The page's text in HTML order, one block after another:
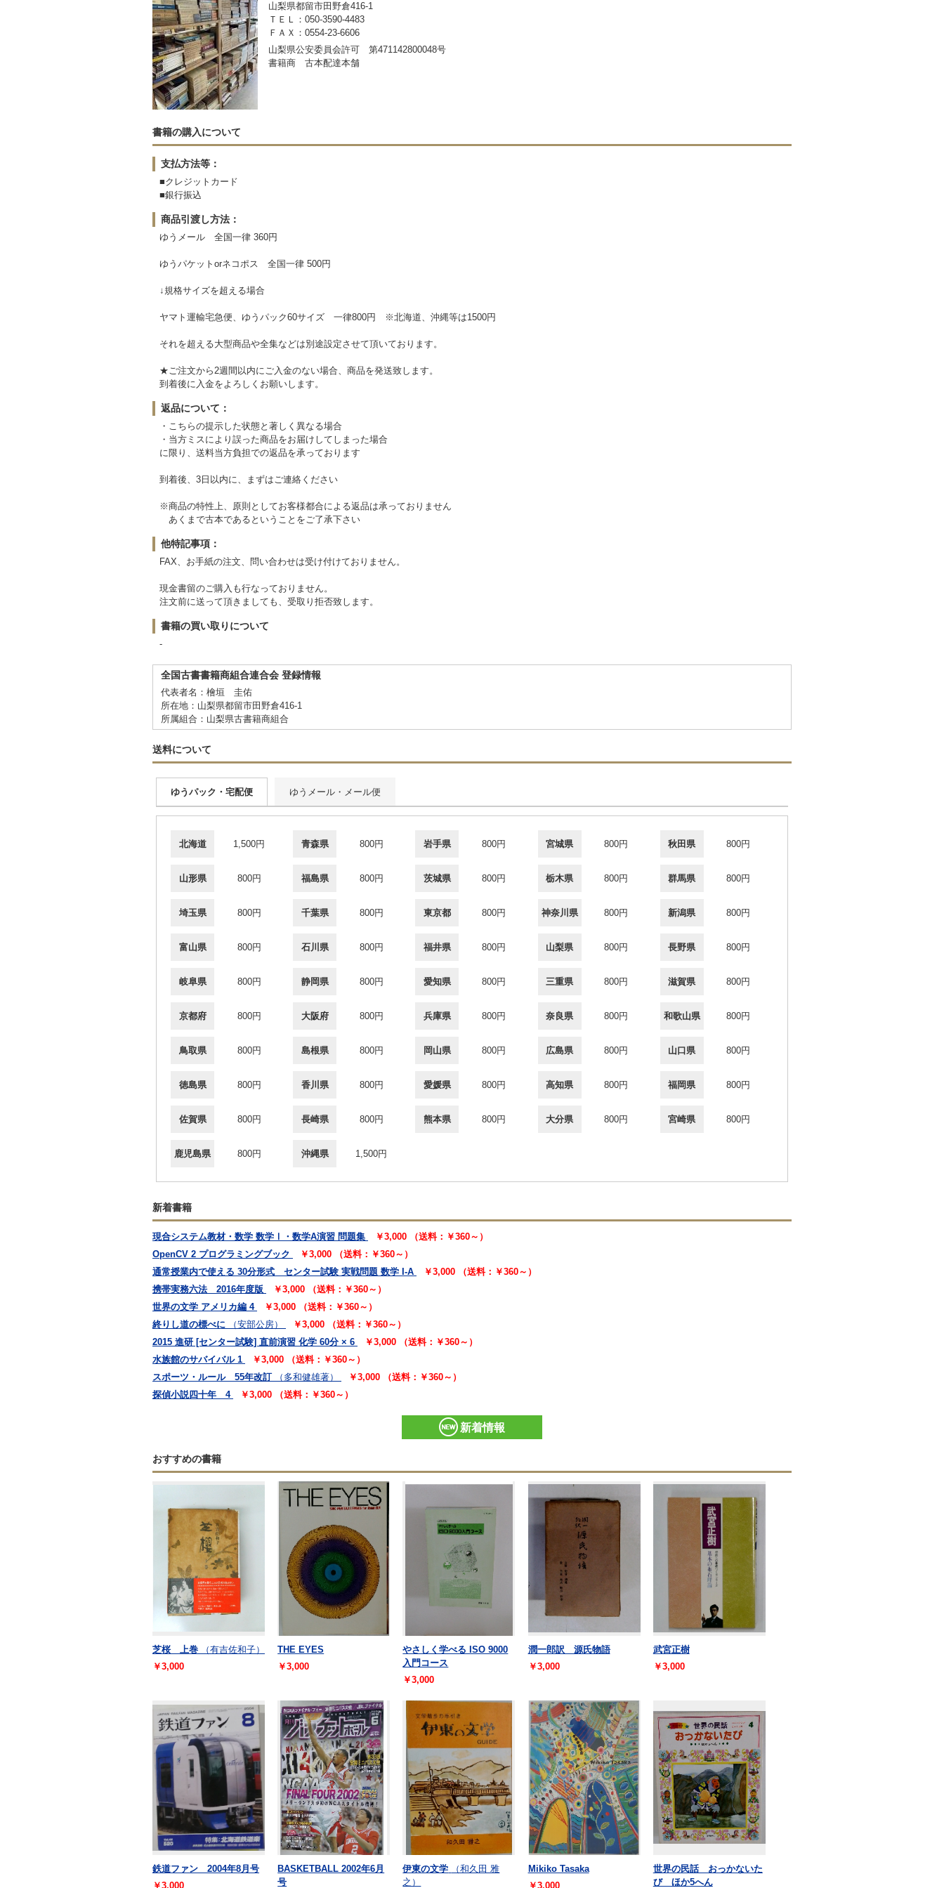
山梨県都留市田野倉416-1
ＴＥＬ：050-3590-4483
ＦＡＸ：0554-23-6606
山梨県公安委員会許可 第471142800048号
書籍商 古本配達本舗
書籍の購入について
支払方法等：
■クレジットカード
■銀行振込
商品引渡し方法：
ゆうメール 全国一律 360円
ゆうパケットorネコポス 全国一律 500円
↓規格サイズを超える場合
ヤマト運輸宅急便、ゆうパック60サイズ 一律800円 ※北海道、沖縄等は1500円
それを超える大型商品や全集などは別途設定させて頂いております。
★ご注文から2週間以内にご入金のない場合、商品を発送致します。
到着後に入金をよろしくお願いします。
返品について：
・こちらの提示した状態と著しく異なる場合
・当方ミスにより誤った商品をお届けしてしまった場合
に限り、送料当方負担での返品を承っております
到着後、3日以内に、まずはご連絡ください
※商品の特性上、原則としてお客様都合による返品は承っておりません
あくまで古本であるということをご了承下さい
他特記事項：
FAX、お手紙の注文、問い合わせは受け付けておりません。
現金書留のご購入も行なっておりません。
注文前に送って頂きましても、受取り拒否致します。
書籍の買い取りについて
-
全国古書書籍商組合連合会 登録情報
代表者名：檜垣 圭佑
所在地：山梨県都留市田野倉416-1
所属組合：山梨県古書籍商組合
送料について
ゆうパック・宅配便 ゆうメール・メール便
北海道 1,500円 青森県 800円 岩手県 800円 宮城県 800円 秋田県 800円
山形県 800円 福島県 800円 茨城県 800円 栃木県 800円 群馬県 800円
埼玉県 800円 千葉県 800円 東京都 800円 神奈川県 800円 新潟県 800円
富山県 800円 石川県 800円 福井県 800円 山梨県 800円 長野県 800円
岐阜県 800円 静岡県 800円 愛知県 800円 三重県 800円 滋賀県 800円
京都府 800円 大阪府 800円 兵庫県 800円 奈良県 800円 和歌山県 800円
鳥取県 800円 島根県 800円 岡山県 800円 広島県 800円 山口県 800円
徳島県 800円 香川県 800円 愛媛県 800円 高知県 800円 福岡県 800円
佐賀県 800円 長崎県 800円 熊本県 800円 大分県 800円 宮崎県 800円
鹿児島県 800円 沖縄県 1,500円
新着書籍
現合システム教材・数学 数学Ⅰ・数学A演習 問題集
￥3,000 （送料：￥360～）
OpenCV 2 プログラミングブック
￥3,000 （送料：￥360～）
通常授業内で使える 30分形式 センター試験 実戦問題 数学 I-A
￥3,000 （送料：￥360～）
携帯実務六法 2016年度版
￥3,000 （送料：￥360～）
世界の文学 アメリカ編 4
￥3,000 （送料：￥360～）
終りし道の標べに
（安部公房）
￥3,000 （送料：￥360～）
2015 進研 [センター試験] 直前演習 化学 60分 × 6
￥3,000 （送料：￥360～）
水族館のサバイバル 1
￥3,000 （送料：￥360～）
スポーツ・ルール 55年改訂
（多和健雄著）
￥3,000 （送料：￥360～）
探偵小説四十年 4
￥3,000 （送料：￥360～）
新着情報
おすすめの書籍
芝桜 上巻
（有吉佐和子）
￥3,000
THE EYES
￥3,000
やさしく学べる ISO 9000
入門コース
￥3,000
潤一郎訳 源氏物語
￥3,000
武宮正樹
￥3,000
鉄道ファン 2004年8月号
￥3,000
BASKETBALL 2002年6月
号
伊東の文学
（和久田 雅
之）
Mikiko Tasaka
￥3,000
世界の民話 おっかないた
び ほか5へん